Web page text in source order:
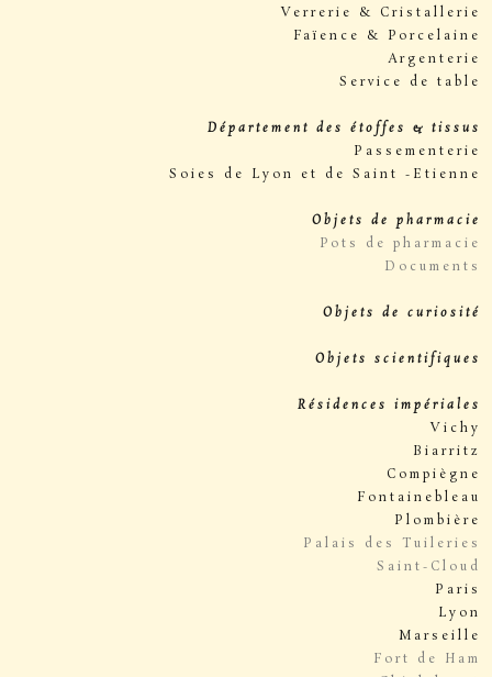
Verrerie & Cristallerie
Faïence & Porcelaine
Argenterie
Service de table
Département des étoffes & tissus
Passementerie
Soies de Lyon et de Saint -Etienne
Objets de pharmacie
Pots de pharmacie
Documents
Objets de curiosité
Objets scientifiques
Résidences impériales
Vichy
Biarritz
Compiègne
Fontainebleau
Plombière
Palais des Tuileries
Saint-Cloud
Paris
Lyon
Marseille
Fort de Ham